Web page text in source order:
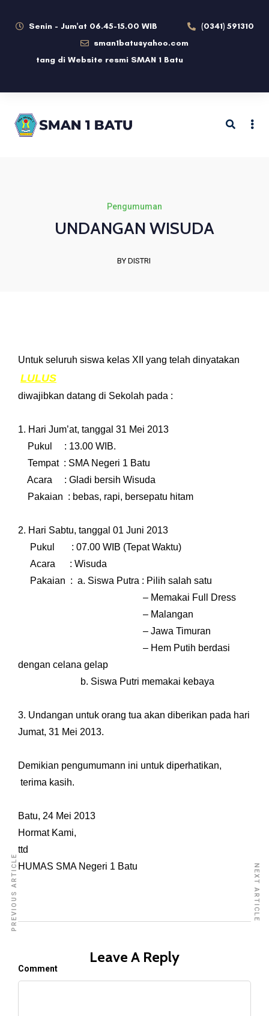
Senin - Jum'at 06.45-15.00 WIB
(0341) 591310
sman1batu@yahoo.com
datang di Website resmi SMAN 1 Batu
Pengumuman
UNDANGAN WISUDA
BY DISTRI
Untuk seluruh siswa kelas XII yang telah dinyatakan
LULUS
diwajibkan datang di Sekolah pada :
1. Hari Jum’at, tanggal 31 Mei 2013
Pukul : 13.00 WIB.
Tempat : SMA Negeri 1 Batu
Acara : Gladi bersih Wisuda
Pakaian : bebas, rapi, bersepatu hitam
2. Hari Sabtu, tanggal 01 Juni 2013
Pukul : 07.00 WIB (Tepat Waktu)
Acara : Wisuda
Pakaian : a. Siswa Putra : Pilih salah satu
– Memakai Full Dress
– Malangan
– Jawa Timuran
– Hem Putih berdasi
dengan celana gelap
b. Siswa Putri memakai kebaya
3. Undangan untuk orang tua akan diberikan pada hari
Jumat, 31 Mei 2013.
Demikian pengumumann ini untuk diperhatikan,
terima kasih.
Batu, 24 Mei 2013
Hormat Kami,
ttd
HUMAS SMA Negeri 1 Batu
Leave A Reply
Comment
PREVIOUS ARTICLE NEXT ARTICLE